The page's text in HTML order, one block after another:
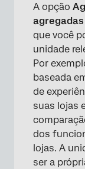
A opção
agregadas
que você
unidade
Por
baseada
de
suas lojas
dos
lojas. A
ser a